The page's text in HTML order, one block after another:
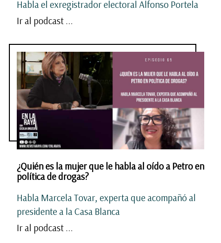
Habla el exregistrador electoral Alfonso Portela
Ir al podcast ...
¿Quién es la mujer que le habla al oído a Petro en
política de drogas?
Habla Marcela Tovar, experta que acompañó al
presidente a la Casa Blanca
Ir al podcast ...